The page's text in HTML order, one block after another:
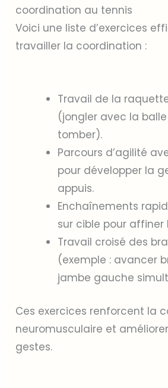
coordination au tennis
Voici une liste d’exercices
travailler la coordination :
Travail de la
(jongler avec la
tomber).
Parcours d’agilité
pour développer la
appuis.
Enchaînements
sur cible pour affiner
Travail croisé des
(exemple : avancer
jambe gauche
Ces exercices renforcent la
neuromusculaire et
gestes.